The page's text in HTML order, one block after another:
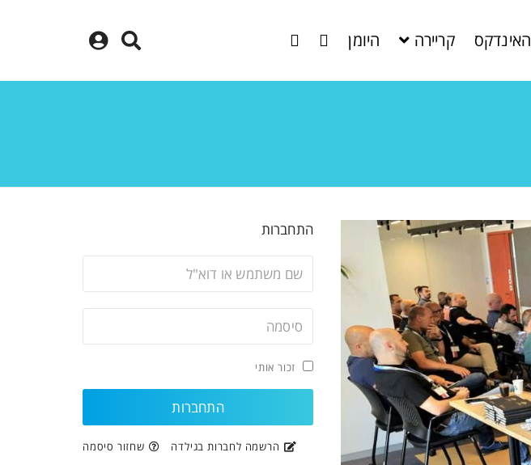
האינדקס קריירה היומן
התחברות
זכור אותי
הרשמה לחברות בגילדה שחזור סיסמה